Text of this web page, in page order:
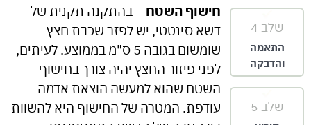
שלב 4
התאמה
והדבקה
שלב 5
חישוף השטח – בהתקנה תקנית של
דשא סינטטי, יש לפזר שכבת חצץ
שומשום בגובה 5 ס"מ בממוצע. לעיתים,
לפני פיזור החצץ יהיה צורך בחישוף
השטח שהוא למעשה הוצאת אדמה
עודפת. המטרה של החישוף היא להשוות